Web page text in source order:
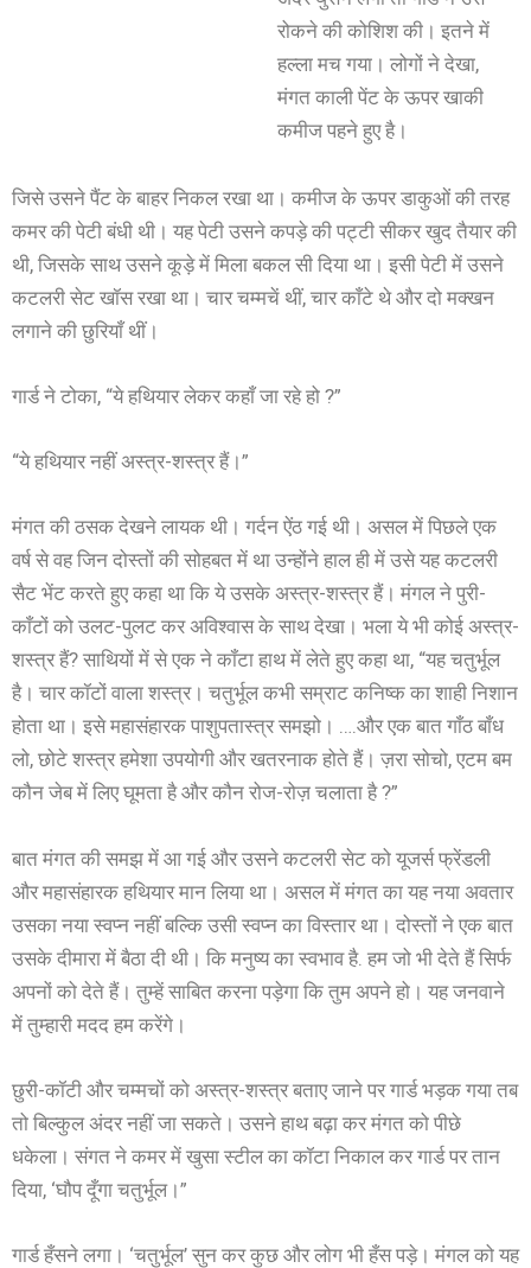
रोकने की कोशिश की। इतने में
हल्ला मच गया। लोगों ने देखा,
मंगत काली पेंट के ऊपर खाकी
कमीज पहने हुए है।
जिसे उसने पैंट के बाहर निकल रखा था। कमीज के ऊपर डाकुओं की तरह
कमर की पेटी बंधी थी। यह पेटी उसने कपड़े की पट्टी सीकर खुद तैयार की
थी, जिसके साथ उसने कूड़े में मिला बकल सी दिया था। इसी पेटी में उसने
कटलरी सेट खॉस रखा था। चार चम्मचें थीं, चार काँटे थे और दो मक्खन
लगाने की छुरियाँ थीं।
गार्ड ने टोका, “ये हथियार लेकर कहाँ जा रहे हो ?”
“ये हथियार नहीं अस्त्र-शस्त्र हैं।”
मंगत की ठसक देखने लायक थी। गर्दन ऐंठ गई थी। असल में पिछले एक
वर्ष से वह जिन दोस्तों की सोहबत में था उन्होंने हाल ही में उसे यह कटलरी
सैट भेंट करते हुए कहा था कि ये उसके अस्त्र-शस्त्र हैं। मंगल ने पुरी-
काँटों को उलट-पुलट कर अविश्वास के साथ देखा। भला ये भी कोई अस्त्र-
शस्त्र हैं? साथियों में से एक ने कॉंटा हाथ में लेते हुए कहा था, “यह चतुर्भूल
है। चार कॉटों वाला शस्त्र। चतुर्भूल कभी सम्राट कनिष्क का शाही निशान
होता था। इसे महासंहारक पाशुपतास्त्र समझो। ….और एक बात गाँठ बाँध
लो, छोटे शस्त्र हमेशा उपयोगी और खतरनाक होते हैं। ज़रा सोचो, एटम बम
कौन जेब में लिए घूमता है और कौन रोज-रोज़ चलाता है ?”
बात मंगत की समझ में आ गई और उसने कटलरी सेट को यूजर्स फ्रेंडली
और महासंहारक हथियार मान लिया था। असल में मंगत का यह नया अवतार
उसका नया स्वप्न नहीं बल्कि उसी स्वप्न का विस्तार था। दोस्तों ने एक बात
उसके दीमारा में बैठा दी थी। कि मनुष्य का स्वभाव है. हम जो भी देते हैं सिर्फ
अपनों को देते हैं। तुम्हें साबित करना पड़ेगा कि तुम अपने हो। यह जनवाने
में तुम्हारी मदद हम करेंगे।
छुरी-कॉटी और चम्मचों को अस्त्र-शस्त्र बताए जाने पर गार्ड भड़क गया तब
तो बिल्कुल अंदर नहीं जा सकते। उसने हाथ बढ़ा कर मंगत को पीछे
धकेला। संगत ने कमर में खुसा स्टील का कॉटा निकाल कर गार्ड पर तान
दिया, ‘घौप दूँगा चतुर्भूल।”
गार्ड हँसने लगा। ‘चतुर्भूल’ सुन कर कुछ और लोग भी हँस पड़े। मंगल को यह